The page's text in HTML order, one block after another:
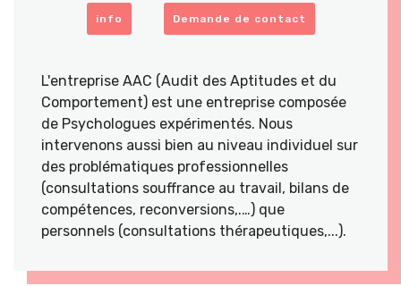
info Demande de contact
L'entreprise AAC (Audit des Aptitudes et du
Comportement) est une entreprise composée
de Psychologues expérimentés. Nous
intervenons aussi bien au niveau individuel sur
des problématiques professionnelles
(consultations souffrance au travail, bilans de
compétences, reconversions,.…) que
personnels (consultations thérapeutiques,...).